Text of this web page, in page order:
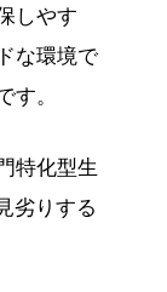
しやす
な環境で
す。
特化型生
劣りする